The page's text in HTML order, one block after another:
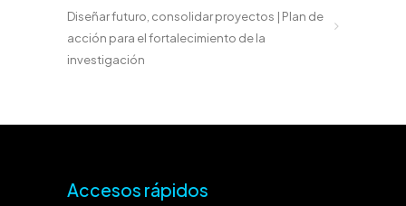
Diseñar futuro, consolidar proyectos | Plan de
acción para el fortalecimiento de la
investigación
Accesos rápidos